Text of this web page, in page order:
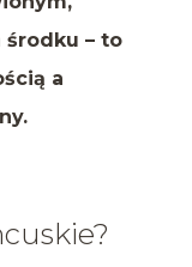
środku – to
a